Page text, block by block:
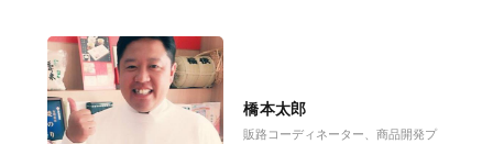
橋本太郎
販路コーディネーター、商品開発プ